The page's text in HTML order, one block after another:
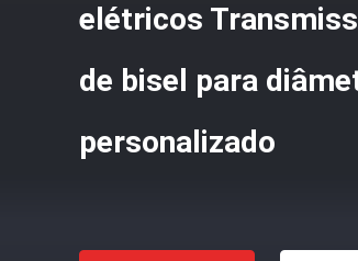
elétricos
de bisel para
personalizado